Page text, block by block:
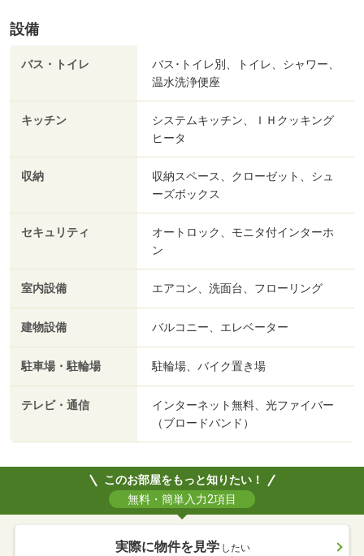
設備
バス・トイレ
バス･トイレ別、トイレ、シャワー、
温水洗浄便座
キッチン
システムキッチン、ＩＨクッキング
ヒータ
収納
収納スペース、クローゼット、シュ
ーズボックス
セキュリティ
オートロック、モニタ付インターホ
ン
室内設備 エアコン、洗面台、フローリング
建物設備 バルコニー、エレベーター
駐車場・駐輪場 駐輪場、バイク置き場
テレビ・通信
インターネット無料、光ファイバー
（ブロードバンド）
このお部屋をもっと知りたい！
無料・簡単入力2項目
実際に物件を見学 したい